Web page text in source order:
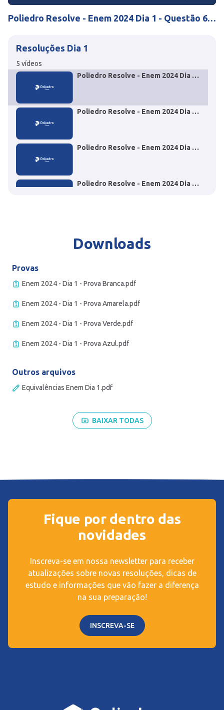
Mute Settings
Poliedro Resolve - Enem 2024 Dia 1 - Questão 60
Resoluções Dia 1
5 vídeos
Poliedro Resolve - Enem 2024 Dia 1
Poliedro Resolve - Enem 2024 Dia 1
Poliedro Resolve - Enem 2024 Dia 1
Poliedro Resolve - Enem 2024 Dia 1
Downloads
Provas
Enem 2024 - Dia 1 - Prova Branca.pdf
Enem 2024 - Dia 1 - Prova Amarela.pdf
Enem 2024 - Dia 1 - Prova Verde.pdf
Enem 2024 - Dia 1 - Prova Azul.pdf
Outros arquivos
Equivalências Enem Dia 1.pdf
BAIXAR TODAS
Fique por dentro das
novidades
Inscreva-se em nossa newsletter para receber
atualizações sobre novas resoluções, dicas de
estudo e informações que vão fazer a diferença
na sua preparação!
INSCREVA-SE